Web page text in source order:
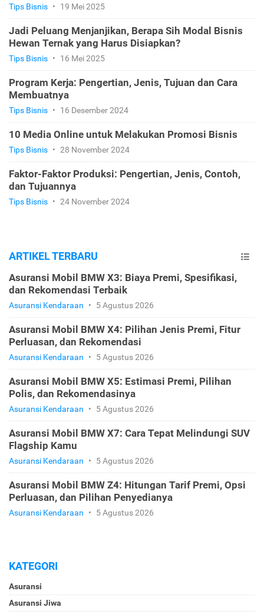
Tips Bisnis • 19 Mei 2025
Jadi Peluang Menjanjikan, Berapa Sih Modal Bisnis
Hewan Ternak yang Harus Disiapkan?
Tips Bisnis • 16 Mei 2025
Program Kerja: Pengertian, Jenis, Tujuan dan Cara
Membuatnya
Tips Bisnis • 16 Desember 2024
10 Media Online untuk Melakukan Promosi Bisnis
Tips Bisnis • 28 November 2024
Faktor-Faktor Produksi: Pengertian, Jenis, Contoh,
dan Tujuannya
Tips Bisnis • 24 November 2024
ARTIKEL TERBARU
Asuransi Mobil BMW X3: Biaya Premi, Spesifikasi,
dan Rekomendasi Terbaik
Asuransi Kendaraan • 5 Agustus 2026
Asuransi Mobil BMW X4: Pilihan Jenis Premi, Fitur
Perluasan, dan Rekomendasi
Asuransi Kendaraan • 5 Agustus 2026
Asuransi Mobil BMW X5: Estimasi Premi, Pilihan
Polis, dan Rekomendasinya
Asuransi Kendaraan • 5 Agustus 2026
Asuransi Mobil BMW X7: Cara Tepat Melindungi SUV
Flagship Kamu
Asuransi Kendaraan • 5 Agustus 2026
Asuransi Mobil BMW Z4: Hitungan Tarif Premi, Opsi
Perluasan, dan Pilihan Penyedianya
Asuransi Kendaraan • 5 Agustus 2026
KATEGORI
Asuransi
Asuransi Jiwa